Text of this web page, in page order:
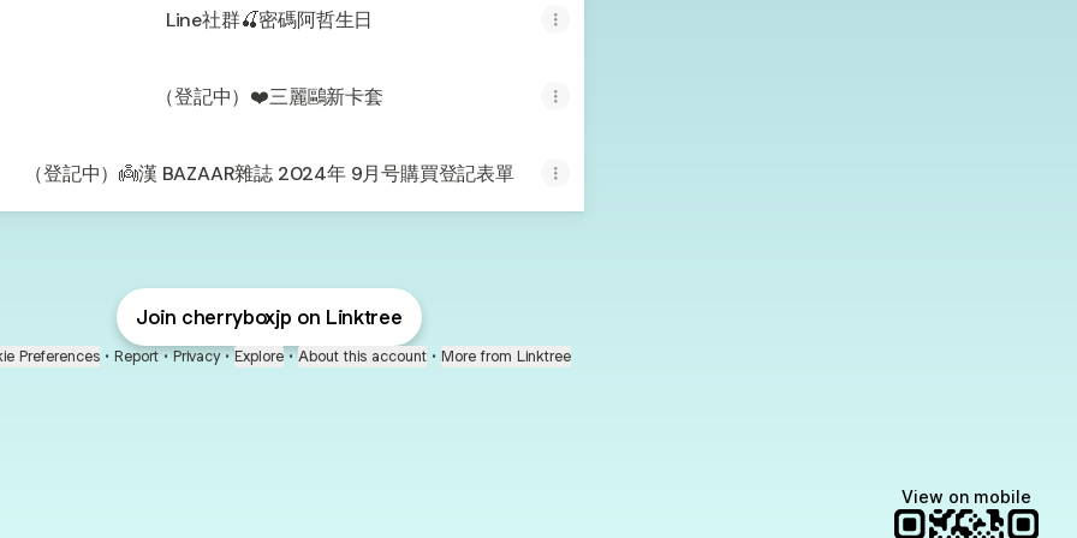
Line社群🍒密碼阿哲生日
（登記中）❤️三麗鷗新卡套
（登記中）👼漢 BAZAAR雜誌 2024年 9月号購買登記表單
Join cherryboxjp on Linktree
Preferences • Report • Privacy • Explore • About this account • More from Linktree
View on mobile